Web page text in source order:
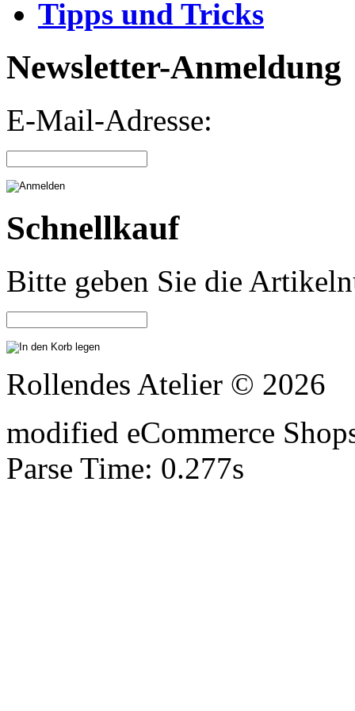
Tipps und Tricks
Newsletter-Anmeldung
E-Mail-Adresse:
Schnellkauf
Bitte geben Sie die
Rollendes Atelier © 2026
modified eCommerce
Parse Time: 0.277s